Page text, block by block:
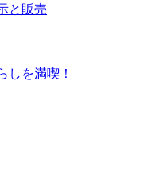
と販売
しを満喫！